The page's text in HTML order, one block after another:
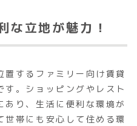
な立地が魅力！
するファミリー向け賃貸
。ショッピングやレスト
り、生活に便利な環境が
帯にも安心して住める環